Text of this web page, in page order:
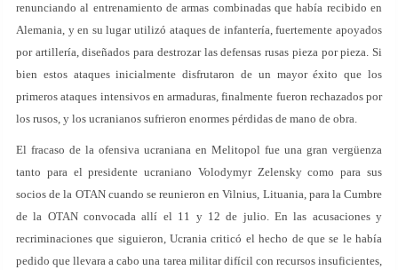
renunciando al entrenamiento de armas combinadas que había recibido en
Alemania, y en su lugar utilizó ataques de infantería, fuertemente apoyados
por artillería, diseñados para destrozar las defensas rusas pieza por pieza. Si
bien estos ataques inicialmente disfrutaron de un mayor éxito que los
primeros ataques intensivos en armaduras, finalmente fueron rechazados por
los rusos, y los ucranianos sufrieron enormes pérdidas de mano de obra.
El fracaso de la ofensiva ucraniana en Melitopol fue una gran vergüenza
tanto para el presidente ucraniano Volodymyr Zelensky como para sus
socios de la OTAN cuando se reunieron en Vilnius, Lituania, para la Cumbre
de la OTAN convocada allí el 11 y 12 de julio. En las acusaciones y
recriminaciones que siguieron, Ucrania criticó el hecho de que se le había
pedido que llevara a cabo una tarea militar difícil con recursos insuficientes,